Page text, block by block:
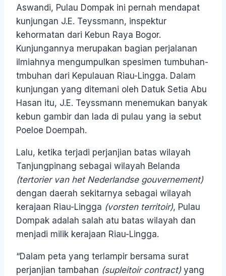
Aswandi, Pulau Dompak ini pernah mendapat
kunjungan J.E. Teyssmann, inspektur
kehormatan dari Kebun Raya Bogor.
Kunjungannya merupakan bagian perjalanan
ilmiahnya mengumpulkan spesimen tumbuhan-
tmbuhan dari Kepulauan Riau-Lingga. Dalam
kunjungan yang ditemani oleh Datuk Setia Abu
Hasan itu, J.E. Teyssmann menemukan banyak
kebun gambir dan lada di pulau yang ia sebut
Poeloe Doempah.
Lalu, ketika terjadi perjanjian batas wilayah
Tanjungpinang sebagai wilayah Belanda
(tertorier van het Nederlandse gouvernement)
dengan daerah sekitarnya sebagai wilayah
kerajaan Riau-Lingga (vorsten territoir), Pulau
Dompak adalah salah atu batas wilayah dan
menjadi milik kerajaan Riau-Lingga.
“Dalam peta yang terlampir bersama surat
perjanjian tambahan (supleitoir contract) yang